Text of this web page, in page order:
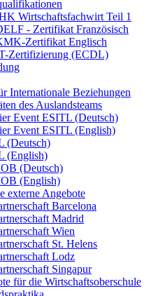
Wirtschaftsfachwirt Teil 1
- Zertifikat Französisch
Zertifikat Englisch
Zertifizierung (ECDL)
Internationale Beziehungen
des Auslandsteams
Event ESITL (Deutsch)
Event ESITL (English)
(Deutsch)
(English)
(Deutsch)
(English)
externe Angebote
Barcelona
Madrid
Wien
St. Helens
Lodz
Singapur
für die Wirtschaftsoberschule